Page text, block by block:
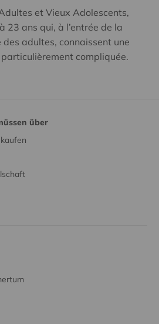
et Vieux Adolescents,
23 ans qui, à l’entrée de la
adultes, connaissent une
compliquée.
über